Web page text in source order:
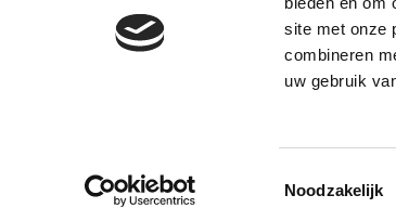
site met onze
combineren
uw gebruik
Noodzakelijk
Storing melden
© 2026 Burnex Group B.V. | Design by